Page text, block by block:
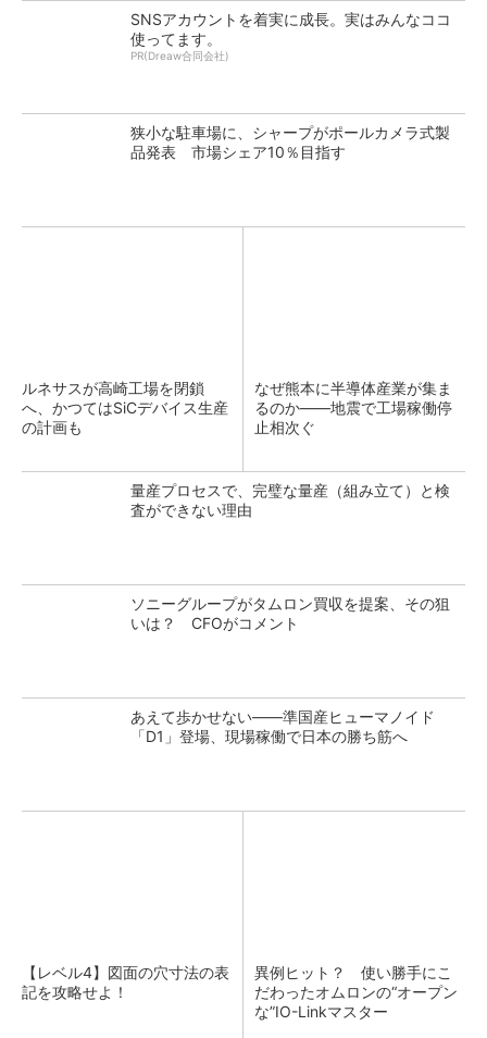
SNSアカウントを着実に成長。実はみんなココ
使ってます。
PR(Dreaw合同会社)
狭小な駐車場に、シャープがポールカメラ式製
品発表 市場シェア10％目指す
ルネサスが高崎工場を閉鎖
へ、かつてはSiCデバイス生産
の計画も
なぜ熊本に半導体産業が集ま
るのか――地震で工場稼働停
止相次ぐ
量産プロセスで、完璧な量産（組み立て）と検
査ができない理由
ソニーグループがタムロン買収を提案、その狙
いは？ CFOがコメント
あえて歩かせない――準国産ヒューマノイド
「D1」登場、現場稼働で日本の勝ち筋へ
【レベル4】図面の穴寸法の表
記を攻略せよ！
異例ヒット？ 使い勝手にこ
だわったオムロンの“オープン
な”IO-Linkマスター